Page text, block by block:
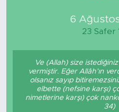
6
23 Safer
Ve (Allah) size
vermiştir. Eğer Allâh’ın
olsanız sayıp
elbette (nefsine karşı)
nimetlerine karşı) çok
34)
Sanat
Spor
Son Dakika Haberleri